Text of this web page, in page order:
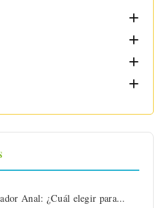




Anal: ¿Cuál elegir para...